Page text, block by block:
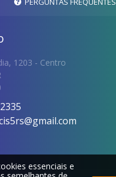
1203 - Centro
essenciais e